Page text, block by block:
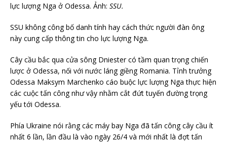
lực lượng Nga ở Odessa. Ảnh: SSU.
SSU không công bố danh tính hay cách thức người đàn ông
này cung cấp thông tin cho lực lượng Nga.
Cây cầu bắc qua cửa sông Dniester có tầm quan trọng chiến
lược ở Odessa, nối với nước láng giềng Romania. Tỉnh trưởng
Odessa Maksym Marchenko cáo buộc lực lượng Nga thực hiện
các cuộc tấn công như vậy nhằm cắt đứt tuyến đường trọng
yếu tới Odessa.
Phía Ukraine nói rằng các máy bay Nga đã tấn công cây cầu ít
nhất 6 lần, lần đầu là vào ngày 26/4 và mới nhất là đợt tấn